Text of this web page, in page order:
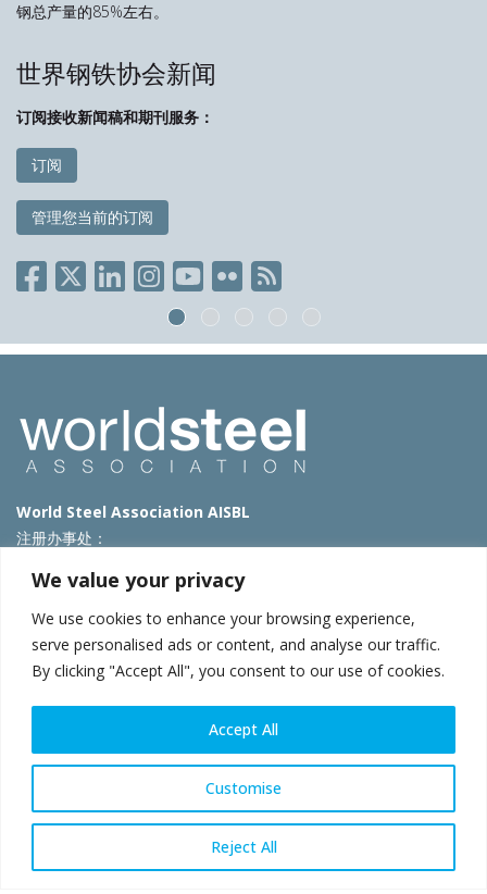
We value your privacy
We use cookies to enhance your browsing experience,
serve personalised ads or content, and analyse our traffic.
By clicking "Accept All", you consent to our use of cookies.
Customise
Reject All
Accept All
钢总产量的85%左右。
世界钢铁协会新闻
订阅接收新闻稿和期刊服务：
订阅
管理您当前的订阅
World Steel Association AISBL
注册办事处：
T: +32 2 702 89 00 – E:steel@worldsteel.org
北京市朝阳区霄云路40号院国航世纪大厦1号楼3层3F
E:china@worldsteel.org
使用条款|隐私政策
|网站地图|VAT Number BE 0406.597.373
steeluniversity.org